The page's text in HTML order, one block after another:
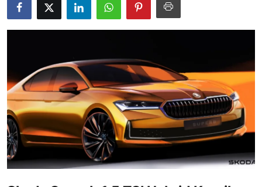
İkinci El & Alım-Satım
Elektrikli & Hibrit
Kiralama & Filo
Sürüş & Güvenlik
Lastik & Jant